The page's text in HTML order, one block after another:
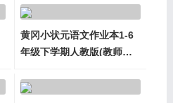
黄冈小状元语文作业本1-6
年级下学期人教版(教师用